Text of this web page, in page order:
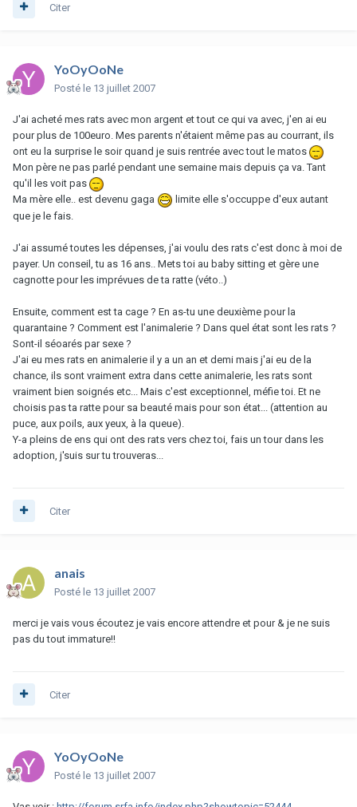
Citer
YoOyOoNe
Posté le 13 juillet 2007
J'ai acheté mes rats avec mon argent et tout ce qui va avec, j'en ai eu
pour plus de 100euro. Mes parents n'étaient même pas au courrant, ils
ont eu la surprise le soir quand je suis rentrée avec tout le matos
Mon père ne pas parlé pendant une semaine mais depuis ça va. Tant
qu'il les voit pas
Ma mère elle.. est devenu gaga
limite elle s'occuppe d'eux autant
que je le fais.
J'ai assumé toutes les dépenses, j'ai voulu des rats c'est donc à moi de
payer. Un conseil, tu as 16 ans.. Mets toi au baby sitting et gère une
cagnotte pour les imprévues de ta ratte (véto..)
Ensuite, comment est ta cage ? En as-tu une deuxième pour la
quarantaine ? Comment est l'animalerie ? Dans quel état sont les rats ?
Sont-il séoarés par sexe ?
J'ai eu mes rats en animalerie il y a un an et demi mais j'ai eu de la
chance, ils sont vraiment extra dans cette animalerie, les rats sont
vraiment bien soignés etc... Mais c'est exceptionnel, méfie toi. Et ne
choisis pas ta ratte pour sa beauté mais pour son état... (attention au
puce, aux poils, aux yeux, à la queue).
Y-a pleins de ens qui ont des rats vers chez toi, fais un tour dans les
adoption, j'suis sur tu trouveras...
Citer
anais
Posté le 13 juillet 2007
merci je vais vous écoutez je vais encore attendre et pour & je ne suis
pas du tout immature!!
Citer
YoOyOoNe
Posté le 13 juillet 2007